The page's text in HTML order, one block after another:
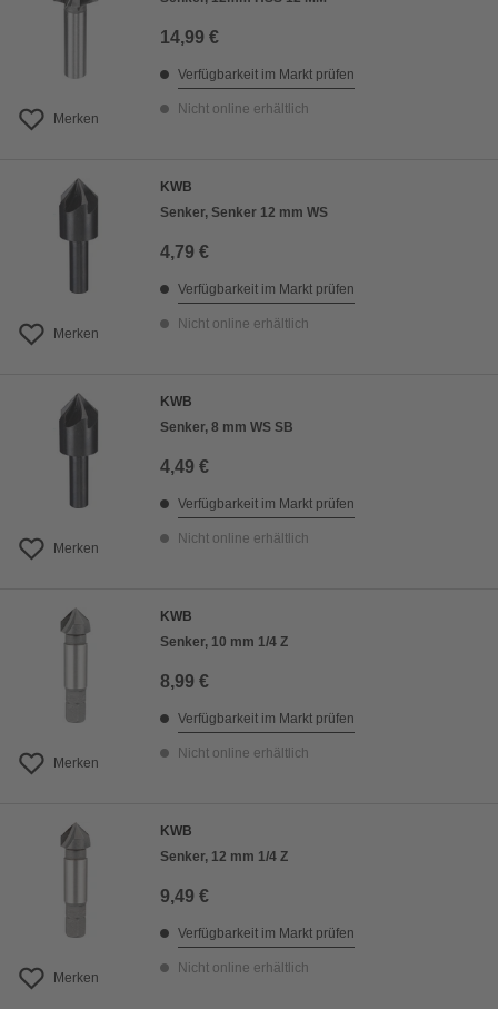
Merken
14,99 €
Verfügbarkeit im Markt prüfen
Nicht online erhältlich
Merken
KWB
Senker, Senker 12 mm WS
4,79 €
Verfügbarkeit im Markt prüfen
Nicht online erhältlich
Merken
KWB
Senker, 8 mm WS SB
4,49 €
Verfügbarkeit im Markt prüfen
Nicht online erhältlich
Merken
KWB
Senker, 10 mm 1/4 Z
8,99 €
Verfügbarkeit im Markt prüfen
Nicht online erhältlich
Merken
KWB
Senker, 12 mm 1/4 Z
9,49 €
Verfügbarkeit im Markt prüfen
Nicht online erhältlich